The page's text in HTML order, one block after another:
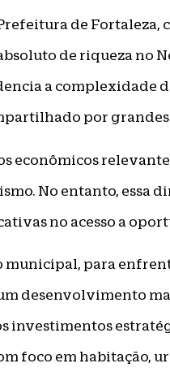
de Fortaleza,
de riqueza no
a complexidade
por
econômicos
No entanto, essa
no acesso a
municipal, para
desenvolvimento
investimentos
foco em habitação,